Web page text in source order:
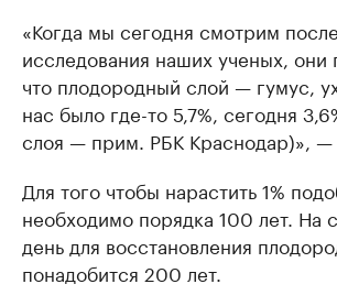
«Когда мы сегодня смотрим
исследования наших ученых, они
что плодородный слой — гумус,
нас было где-то 5,7%, сегодня
слоя — прим. РБК Краснодар)», —
Для того чтобы нарастить 1%
необходимо порядка 100 лет. На
день для восстановления
понадобится 200 лет.